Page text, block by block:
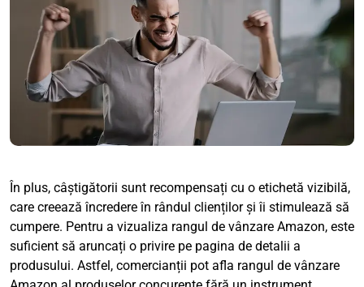
În plus, câștigătorii sunt recompensați cu o etichetă vizibilă,
care creează încredere în rândul clienților și îi stimulează să
cumpere. Pentru a vizualiza rangul de vânzare Amazon, este
suficient să aruncați o privire pe pagina de detalii a
produsului. Astfel, comercianții pot afla rangul de vânzare